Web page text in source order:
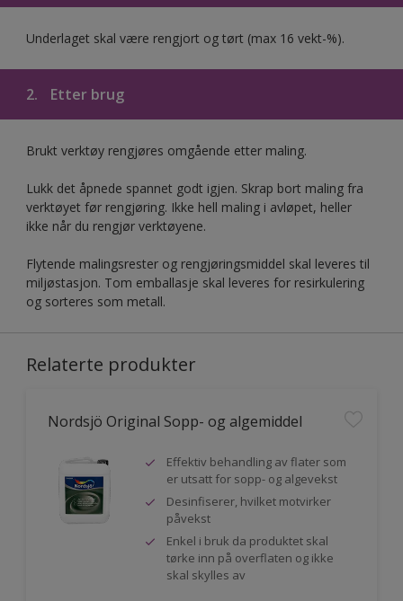
Underlaget skal være rengjort og tørt (max 16 vekt-%).
2. Etter brug
Brukt verktøy rengjøres omgående etter maling.
Lukk det åpnede spannet godt igjen. Skrap bort maling fra
verktøyet før rengjøring. Ikke hell maling i avløpet, heller
ikke når du rengjør verktøyene.
Flytende malingsrester og rengjøringsmiddel skal leveres til
miljøstasjon. Tom emballasje skal leveres for resirkulering
og sorteres som metall.
Relaterte produkter
Nordsjö Original Sopp- og algemiddel
Effektiv behandling av flater som
er utsatt for sopp- og algevekst
Desinfiserer, hvilket motvirker
påvekst
Enkel i bruk da produktet skal
tørke inn på overflaten og ikke
skal skylles av